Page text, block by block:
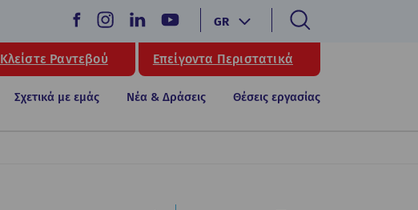
GR
Κλείστε Ραντεβού Επείγοντα Περιστατικά
Σχετικά με εμάς Νέα & Δράσεις Θέσεις εργασίας